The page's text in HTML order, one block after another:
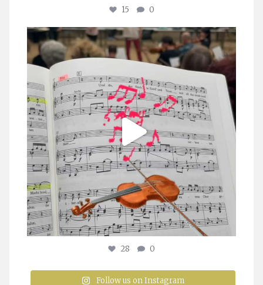
15 0
stuttgarter_oratorienchor
Juli 23
28 0
Follow us on Instagram